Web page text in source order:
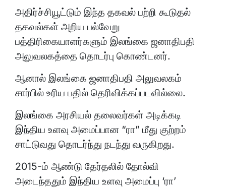
அதிர்ச்சியூட்டும் இந்த தகவல் பற்றி கூடுதல்
தகவல்கள் அறிய பல்வேறு
பத்திரிகையாளர்களும் இலங்கை ஜனாதிபதி
அலுவலகத்தை தொடர்பு கொண்டனர்.
ஆனால் இலங்கை ஜனாதிபதி அலுவலகம்
சார்பில் உரிய பதில் தெரிவிக்கப்படவில்லை.
இலங்கை அரசியல் தலைவர்கள் அடிக்கடி
இந்திய உளவு அமைப்பான “ரா” மீது குற்றம்
சாட்டுவது தொடர்ந்து நடந்து வருகிறது.
2015-ம் ஆண்டு தேர்தலில் தோல்வி
அடைந்ததும் இந்திய உளவு அமைப்பு ‘ரா’